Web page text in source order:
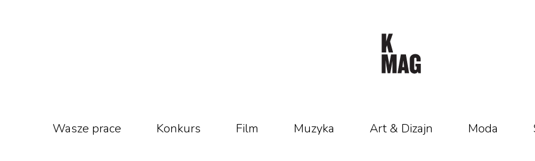
Wasze prace Konkurs Film Muzyka Art & Dizajn Moda